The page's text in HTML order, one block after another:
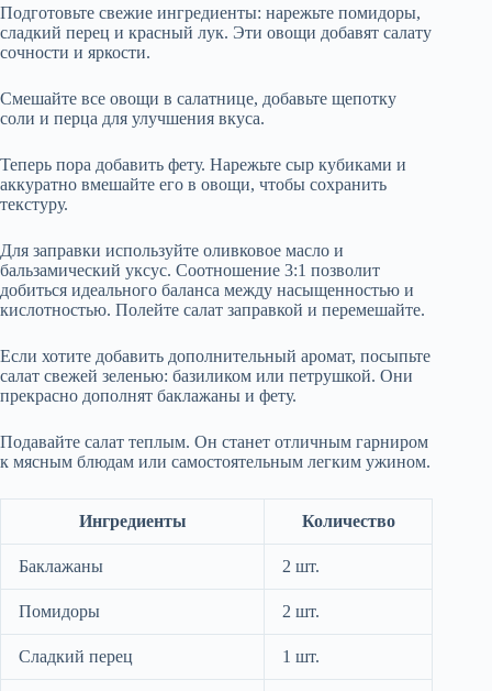
Подготовьте свежие ингредиенты: нарежьте помидоры,
сладкий перец и красный лук. Эти овощи добавят салату
сочности и яркости.
Смешайте все овощи в салатнице, добавьте щепотку
соли и перца для улучшения вкуса.
Теперь пора добавить фету. Нарежьте сыр кубиками и
аккуратно вмешайте его в овощи, чтобы сохранить
текстуру.
Для заправки используйте оливковое масло и
бальзамический уксус. Соотношение 3:1 позволит
добиться идеального баланса между насыщенностью и
кислотностью. Полейте салат заправкой и перемешайте.
Если хотите добавить дополнительный аромат, посыпьте
салат свежей зеленью: базиликом или петрушкой. Они
прекрасно дополнят баклажаны и фету.
Подавайте салат теплым. Он станет отличным гарниром
к мясным блюдам или самостоятельным легким ужином.
Ингредиенты Количество
Баклажаны 2 шт.
Помидоры 2 шт.
Сладкий перец 1 шт.